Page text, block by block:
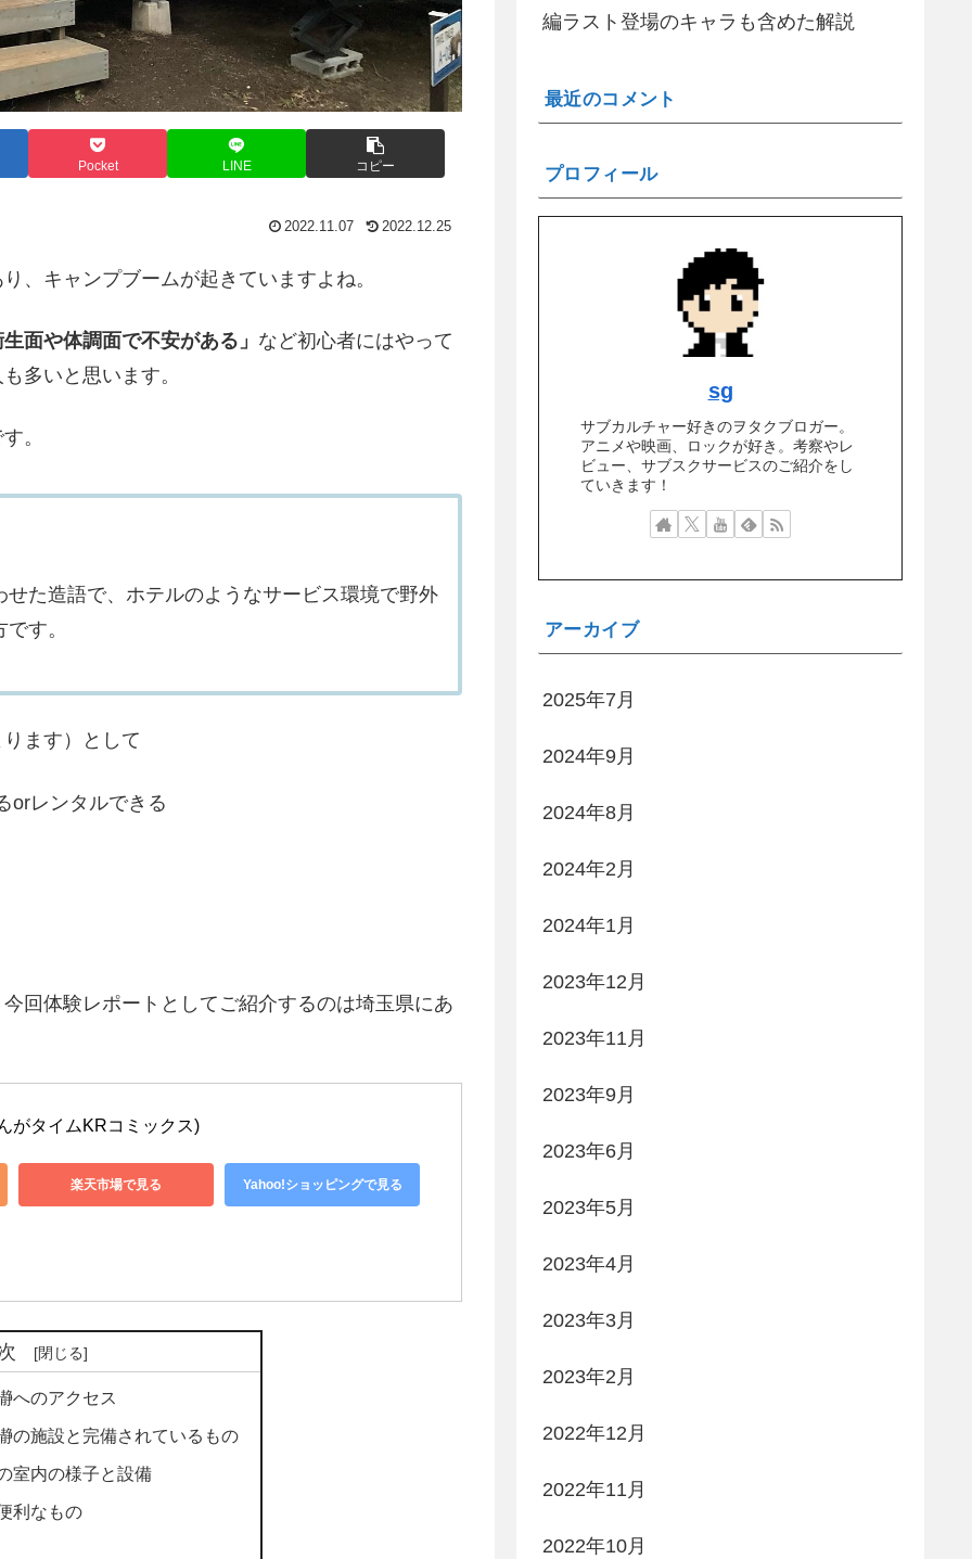
Pocket LINE コピー
2022.11.07 2022.12.25
、キャンプブームが起きていますよね。
面や体調面で不安がある」 など初心者にはやって
多いと思います。
。
た造語で、ホテルのようなサービス環境で野外
す。
ます）として
orレンタルできる
回体験レポートとしてご紹介するのは埼玉県にあ
がタイムKRコミックス)
楽天市場で見る Yahoo!ショッピングで見る
へのアクセス
の施設と完備されているもの
室内の様子と設備
利なもの
編ラスト登場のキャラも含めた解説
最近のコメント
プロフィール
sg
サブカルチャー好きのヲタクブロガー。
アニメや映画、ロックが好き。考察やレ
ビュー、サブスクサービスのご紹介をし
ていきます！
アーカイブ
2025年7月
2024年9月
2024年8月
2024年2月
2024年1月
2023年12月
2023年11月
2023年9月
2023年6月
2023年5月
2023年4月
2023年3月
2023年2月
2022年12月
2022年11月
2022年10月